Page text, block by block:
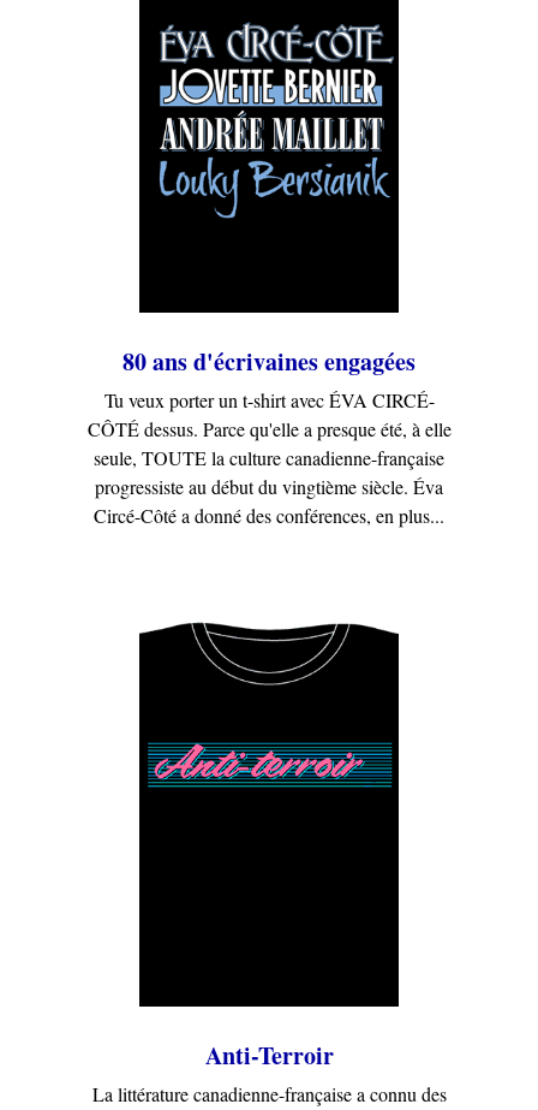
80 ans d'écrivaines engagées
Tu veux porter un t-shirt avec ÉVA CIRCÉ-
CÔTÉ dessus. Parce qu'elle a presque été, à elle
seule, TOUTE la culture canadienne-française
progressiste au début du vingtième siècle. Éva
Circé-Côté a donné des conférences, en plus...
Anti-Terroir
La littérature canadienne-française a connu des